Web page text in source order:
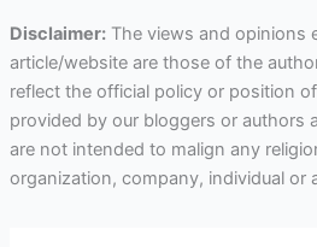
Disclaimer:The views and opinions
article/website are those of the
reflect the official policy or position
provided by our bloggers or authors
are not intended to malign any
organization, company, individual or